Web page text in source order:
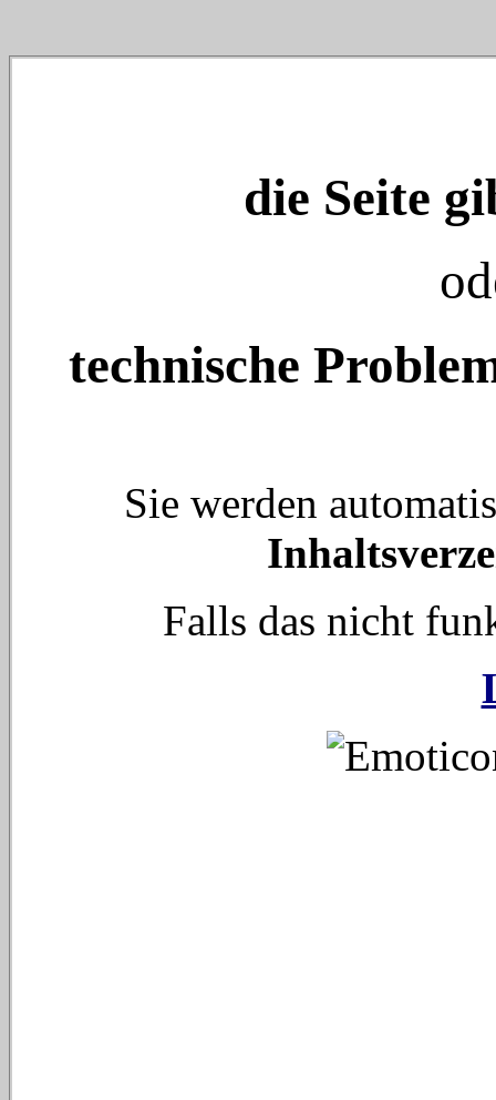
die Seite
technische
Sie werden
Falls das nicht